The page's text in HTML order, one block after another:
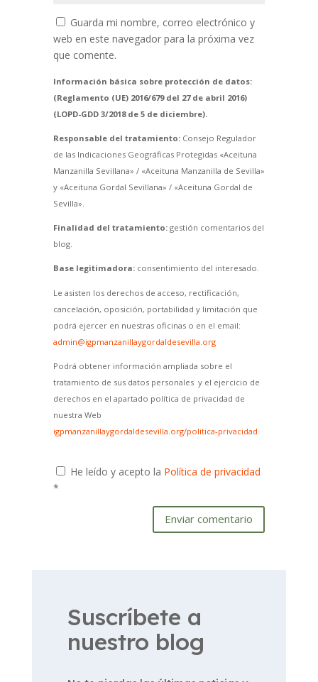
Guarda mi nombre, correo electrónico y
web en este navegador para la próxima vez
que comente.
Información básica sobre protección de datos:
(Reglamento (UE) 2016/679 del 27 de abril 2016)
(LOPD-GDD 3/2018 de 5 de diciembre).
Responsable del tratamiento:Consejo Regulador
de las Indicaciones Geográficas Protegidas «Aceituna
Manzanilla Sevillana» / «Aceituna Manzanilla de Sevilla»
y «Aceituna Gordal Sevillana» / «Aceituna Gordal de
Sevilla».
Finalidad del tratamiento:gestión comentarios del
blog.
Base legitimadora:consentimiento del interesado.
Le asisten los derechos de acceso, rectificación,
cancelación, oposición, portabilidad y limitación que
podrá ejercer en nuestras oficinas o en el email:
admin@igpmanzanillaygordaldesevilla.org
Podrá obtener información ampliada sobre el
tratamiento de sus datos personales y el ejercicio de
derechos en el apartado política de privacidad de
nuestra Web
igpmanzanillaygordaldesevilla.org/politica-privacidad
He leído y acepto la Política de privacidad
*
Enviar comentario
Suscríbete a
nuestro blog